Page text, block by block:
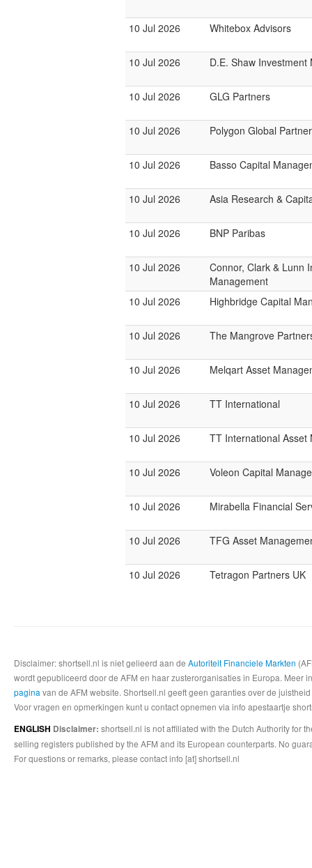
10 Jul 2026 Whitebox Advisors
10 Jul 2026 D.E. Shaw Investment
10 Jul 2026 GLG Partners
10 Jul 2026 Polygon Global
10 Jul 2026 Basso Capital
10 Jul 2026 Asia Research &
10 Jul 2026 BNP Paribas
10 Jul 2026
Connor, Clark & Lunn
Management
10 Jul 2026
Highbridge Capital
10 Jul 2026 The Mangrove
10 Jul 2026 Melqart Asset
10 Jul 2026 TT International
10 Jul 2026 TT International Asset
10 Jul 2026 Voleon Capital
10 Jul 2026 Mirabella Financial
10 Jul 2026 TFG Asset
10 Jul 2026 Tetragon Partners UK
Disclaimer: shortsell.nl is niet gelieerd aan de Autoriteit Financiele Markten
wordt gepubliceerd door de AFM en haar zusterorganisaties in Europa.
pagina van de AFM website. Shortsell.nl geeft geen garanties over de
Voor vragen en opmerkingen kunt u contact opnemen via info apestaartje
ENGLISH Disclaimer: shortsell.nl is not affiliated with the Dutch Authority for
selling registers published by the AFM and its European counterparts. No
For questions or remarks, please contact info [at] shortsell.nl